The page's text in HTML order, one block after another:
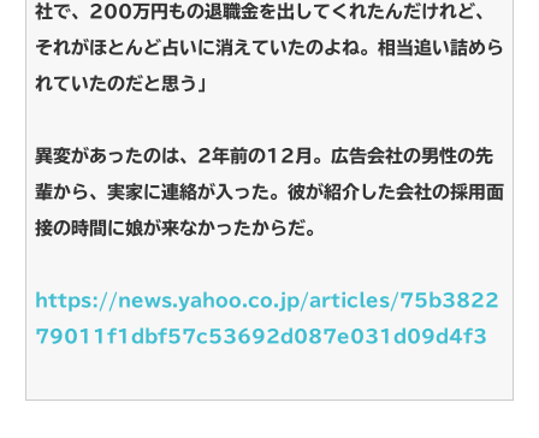
社で、200万円もの退職金を出してくれたんだけれど、
それがほとんど占いに消えていたのよね。相当追い詰めら
れていたのだと思う」
異変があったのは、2年前の12月。広告会社の男性の先
輩から、実家に連絡が入った。彼が紹介した会社の採用面
接の時間に娘が来なかったからだ。
https://news.yahoo.co.jp/articles/75b3822
79011f1dbf57c53692d087e031d09d4f3